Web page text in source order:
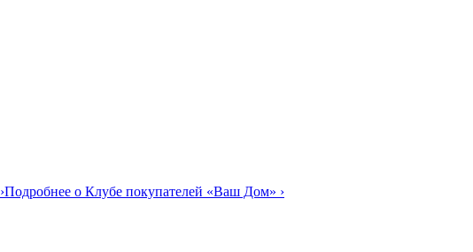
›Подробнее о Клубе покупателей «Ваш Дом» ›